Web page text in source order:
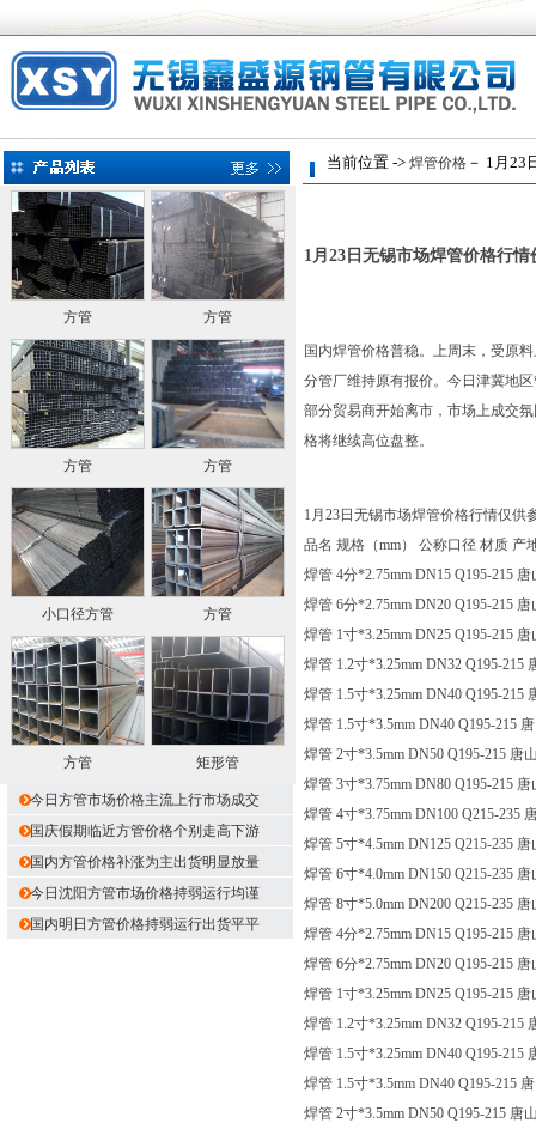
方管 方管
方管 方管
小口径方管 方管
方管 矩形管
今日方管市场价格主流上行市场成交
国庆假期临近方管价格个别走高下游
国内方管价格补涨为主出货明显放量
今日沈阳方管市场价格持弱运行均谨
国内明日方管价格持弱运行出货平平
当前位置 -> 焊管价格 － 1月23
1月23日无锡市场焊管价格行情
国内焊管价格普稳。上周末，受原
分管厂维持原有报价。今日津冀地
部分贸易商开始离市，市场上成交
格将继续高位盘整。
1月23日无锡市场焊管价格行情仅供
品名 规格（mm） 公称口径 材质 产
焊管 4分*2.75mm DN15 Q195-215
焊管 6分*2.75mm DN20 Q195-215
焊管 1寸*3.25mm DN25 Q195-215
焊管 1.2寸*3.25mm DN32 Q195-215
焊管 1.5寸*3.25mm DN40 Q195-215
焊管 1.5寸*3.5mm DN40 Q195-215
焊管 2寸*3.5mm DN50 Q195-215 唐
焊管 3寸*3.75mm DN80 Q195-215
焊管 4寸*3.75mm DN100 Q215-235
焊管 5寸*4.5mm DN125 Q215-235
焊管 6寸*4.0mm DN150 Q215-235
焊管 8寸*5.0mm DN200 Q215-235
焊管 4分*2.75mm DN15 Q195-215
焊管 6分*2.75mm DN20 Q195-215
焊管 1寸*3.25mm DN25 Q195-215
焊管 1.2寸*3.25mm DN32 Q195-215
焊管 1.5寸*3.25mm DN40 Q195-215
焊管 1.5寸*3.5mm DN40 Q195-215
焊管 2寸*3.5mm DN50 Q195-215 唐